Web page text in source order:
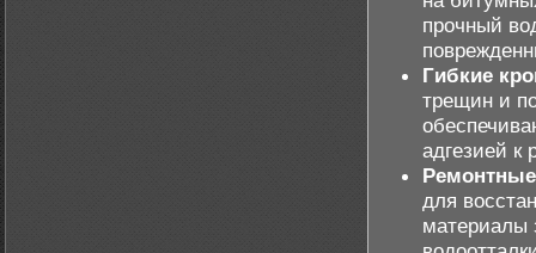
прочный
Гибкие
трещин и
адгезией к
для
материалы